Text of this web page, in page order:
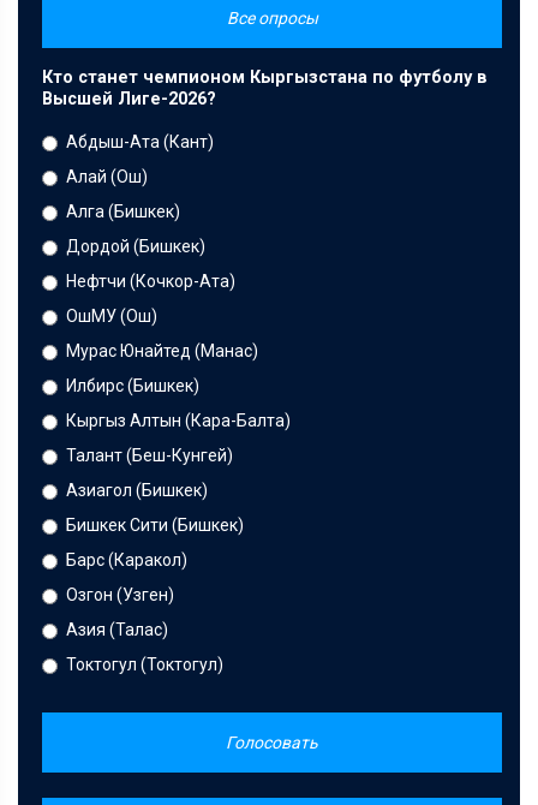
Все опросы
Кто станет чемпионом Кыргызстана по футболу в
Высшей Лиге-2026?
Абдыш-Ата (Кант)
Алай (Ош)
Алга (Бишкек)
Дордой (Бишкек)
Нефтчи (Кочкор-Ата)
ОшМУ (Ош)
Мурас Юнайтед (Манас)
Илбирс (Бишкек)
Кыргыз Алтын (Кара-Балта)
Талант (Беш-Кунгей)
Азиагол (Бишкек)
Бишкек Сити (Бишкек)
Барс (Каракол)
Озгон (Узген)
Азия (Талас)
Токтогул (Токтогул)
Голосовать